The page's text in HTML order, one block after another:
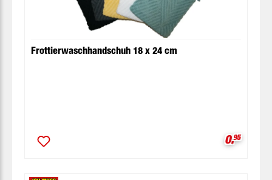
Frottierwaschhandschuh 18 x 24 cm
0.95